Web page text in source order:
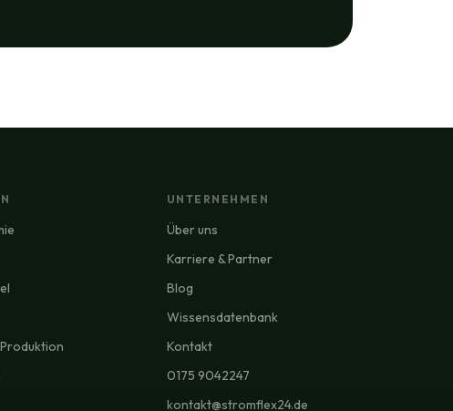
UNTERNEHMEN
Über uns
Karriere & Partner
Blog
Wissensdatenbank
Kontakt
0175 9042247
kontakt@stromflex24.de